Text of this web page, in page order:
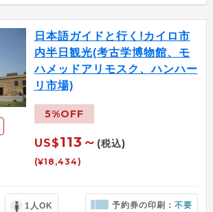
日本語ガイドと行く!カイロ市
内半日観光(考古学博物館、モ
ハメッドアリモスク、ハンハー
リ市場)
5%OFF
US$113～ (税込)
(¥18,434)
1人OK 予約券の印刷：不要